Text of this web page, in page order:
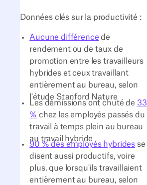
Données clés sur la productivité :
Aucune différence de
rendement ou de taux de
promotion entre les travailleurs
hybrides et ceux travaillant
entièrement au bureau, selon
l'étude Stanford Nature
Les démissions ont chuté de 33
% chez les employés passés du
travail à temps plein au bureau
au travail hybride
90 % des employés hybrides se
disent aussi productifs, voire
plus, que lorsqu'ils travaillaient
entièrement au bureau, selon